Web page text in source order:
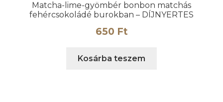
Matcha-lime-gyömbér bonbon matchás
fehércsokoládé burokban – DÍJNYERTES
650 Ft
Kosárba teszem